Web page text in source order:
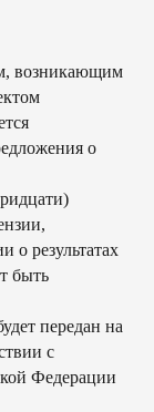
возникающим
о
о результатах
быть
передан на
с
Федерации